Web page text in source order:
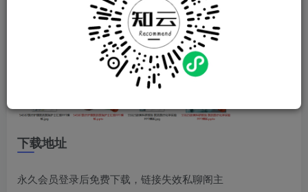
下载地址
永久会员登录后免费下载，链接失效私聊阁主